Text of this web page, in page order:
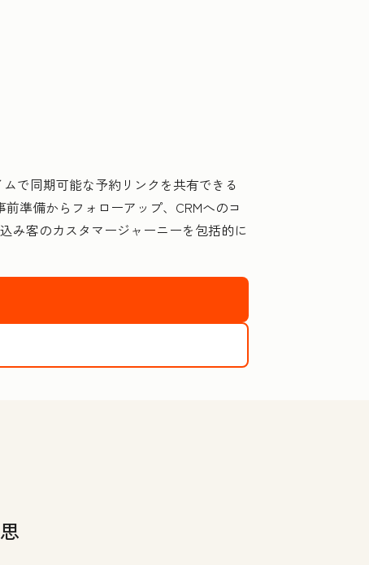
で同期可能な予約リンクを共有できる
準備からフォローアップ、CRMへのコ
み客のカスタマージャーニーを包括的に